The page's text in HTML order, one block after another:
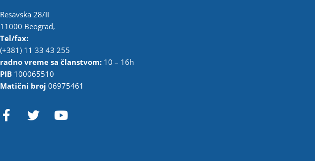
Resavska 28/II
11000 Beograd,
Tel/fax:
(+381) 11 33 43 255
radno vreme sa članstvom: 10 – 16h
PIB 100065510
Matični broj 06975461
F
a
T Y